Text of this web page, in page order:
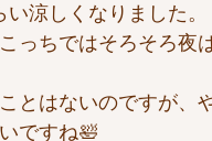
涼しくなりました。
っちではそろそろ夜
とはないのですが、
ですね🛀